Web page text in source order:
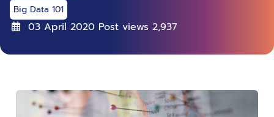
Big Data 101
03 April 2020 Post views 2,937